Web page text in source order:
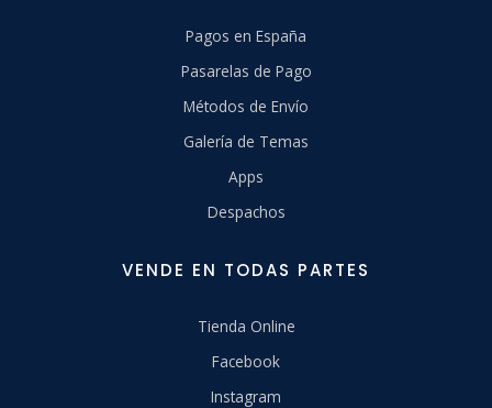
Pagos en España
Pasarelas de Pago
Métodos de Envío
Galería de Temas
Apps
Despachos
VENDE EN TODAS PARTES
Tienda Online
Facebook
Instagram